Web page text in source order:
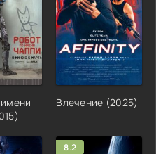
Влечение (2025)
8.2